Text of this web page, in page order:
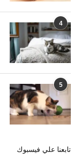
4
5
تابعنا علي فيسبوك